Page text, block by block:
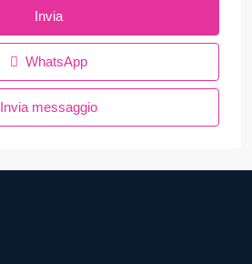
Invia
WhatsApp
Invia messaggio